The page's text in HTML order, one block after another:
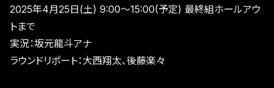
2025年4月25日(土) 9:00～15:00(予定) 最終組ホールアウ
トまで
実況：坂元龍斗アナ
ラウンドリポート：大西翔太、後藤楽々